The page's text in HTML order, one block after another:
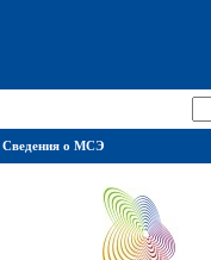
Сведения о МСЭ